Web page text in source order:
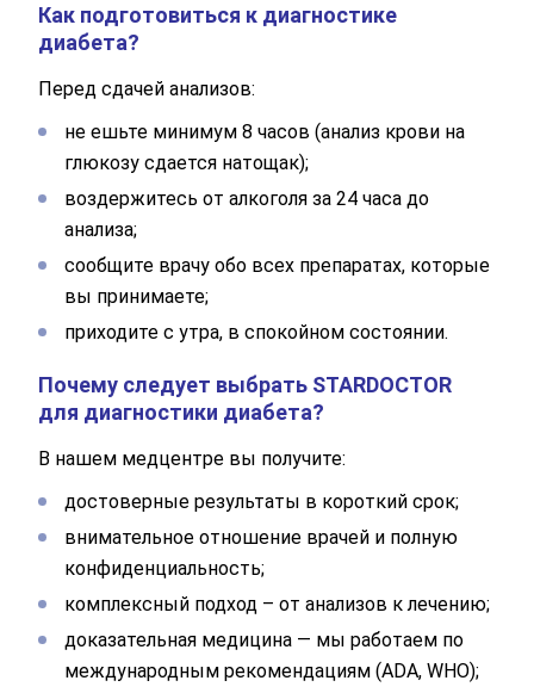
Как подготовиться к диагностике
диабета?
Перед сдачей анализов:
не ешьте минимум 8 часов (анализ крови на
глюкозу сдается натощак);
воздержитесь от алкоголя за 24 часа до
анализа;
сообщите врачу обо всех препаратах, которые
вы принимаете;
приходите с утра, в спокойном состоянии.
Почему следует выбрать STARDOCTOR
для диагностики диабета?
В нашем медцентре вы получите:
достоверные результаты в короткий срок;
внимательное отношение врачей и полную
конфиденциальность;
комплексный подход – от анализов к лечению;
доказательная медицина — мы работаем по
международным рекомендациям (ADA, WHO);